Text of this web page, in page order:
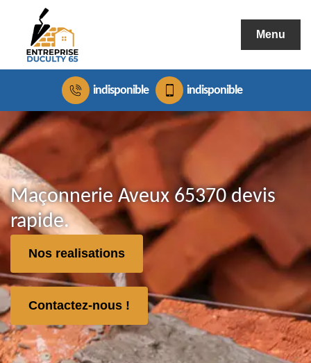
Menu
indisponible indisponible
Maçonnerie Aveux 65370 devis
rapide.
Nos realisations
Contactez-nous !